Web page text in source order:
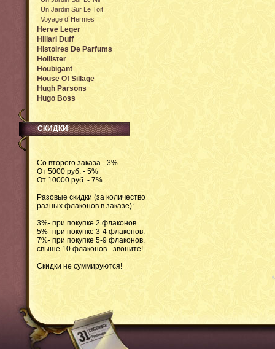
Un Jardin Sur Le Toit
Voyage d`Hermes
Herve Leger
Hillari Duff
Histoires De Parfums
Hollister
Houbigant
House Of Sillage
Hugh Parsons
Hugo Boss
СКИДКИ
Со второго заказа - 3%
От 5000 руб. - 5%
От 10000 руб. - 7%
Разовые скидки (за количество
разных флаконов в заказе):
3%- при покупке 2 флаконов.
5%- при покупке 3-4 флаконов.
7%- при покупке 5-9 флаконов.
свыше 10 флаконов - звоните!
Скидки не суммируются!